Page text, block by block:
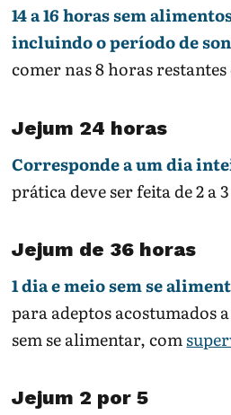
14 a 16 horas sem
incluindo o período de
comer nas 8 horas
Jejum 24 horas
Corresponde a um dia
prática deve ser feita de 2 a
Jejum de 36 horas
1 dia e meio sem se
para adeptos acostumados
sem se alimentar, com
Jejum 2 por 5